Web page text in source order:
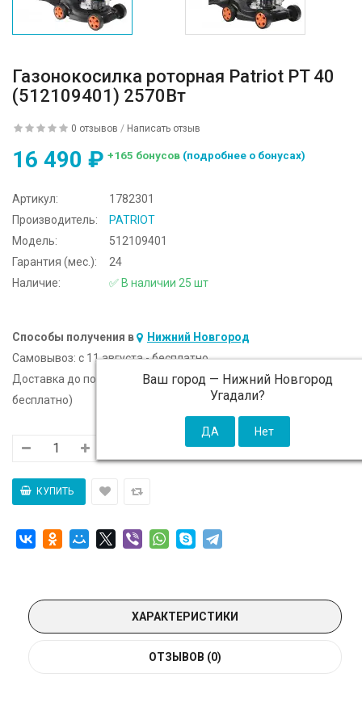
Газонокосилка роторная Patriot PT 40
(512109401) 2570Вт
0 отзывов / Написать отзыв
16 490 ₽ +165 бонусов (подробнее о бонусах)
Артикул:
1782301
Производитель:
PATRIOT
Модель:
512109401
Гарантия (мес.):
24
Наличие:
✅ В наличии 25 шт
Способы получения в Нижний Новгород
Ваш город — Нижний Новгород
Угадали?
Самовывоз: c 11 августа - бесплатно
Доставка до подъезда:
c 11 августа - 300 ₽ (от 5 000 ₽
бесплатно)
ХАРАКТЕРИСТИКИ
ОТЗЫВОВ (0)